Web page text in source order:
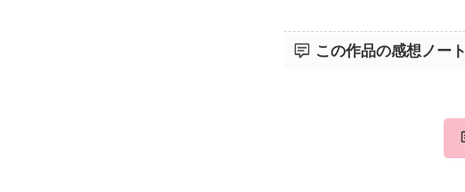
この作品の感想ノート